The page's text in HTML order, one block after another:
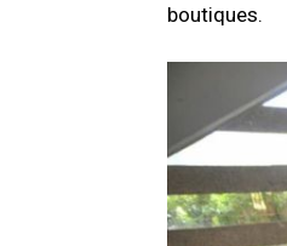
boutiques.